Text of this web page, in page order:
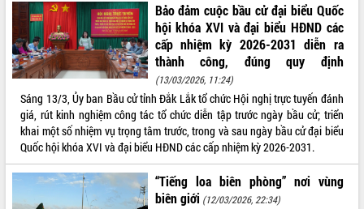
Bảo đảm cuộc bầu cử đại biểu Quốc
hội khóa XVI và đại biểu HĐND các
cấp nhiệm kỳ 2026-2031 diễn ra
thành công, đúng quy định
(13/03/2026, 11:24)
Sáng 13/3, Ủy ban Bầu cử tỉnh Đắk Lắk tổ chức Hội nghị trực tuyến đánh
giá, rút kinh nghiệm công tác tổ chức diễn tập trước ngày bầu cử; triển
khai một số nhiệm vụ trọng tâm trước, trong và sau ngày bầu cử đại biểu
Quốc hội khóa XVI và đại biểu HĐND các cấp nhiệm kỳ 2026-2031.
“Tiếng loa biên phòng” nơi vùng
biên giới (12/03/2026, 22:34)